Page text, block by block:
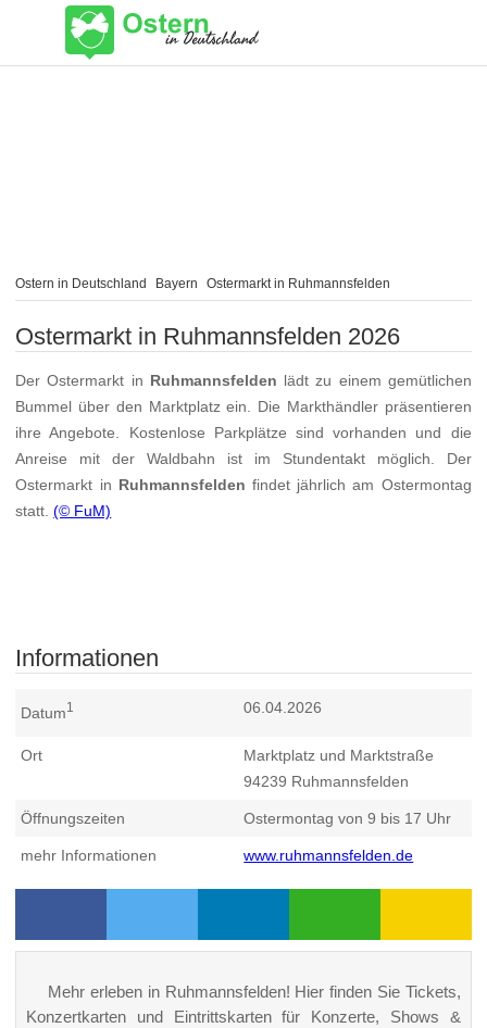
Ostern in Deutschland Bayern Ostermarkt in Ruhmannsfelden
Ostermarkt in Ruhmannsfelden 2026
Der Ostermarkt in Ruhmannsfelden lädt zu einem gemütlichen
Bummel über den Marktplatz ein. Die Markthändler präsentieren
ihre Angebote. Kostenlose Parkplätze sind vorhanden und die
Anreise mit der Waldbahn ist im Stundentakt möglich. Der
Ostermarkt in Ruhmannsfelden findet jährlich am Ostermontag
statt.(© FuM)
Informationen
Datum1 06.04.2026
Ort
Marktplatz und Marktstraße
94239 Ruhmannsfelden
Öffnungszeiten Ostermontag von 9 bis 17 Uhr
mehr Informationen www.ruhmannsfelden.de
Mehr erleben in Ruhmannsfelden! Hier finden Sie Tickets,
Konzertkarten und Eintrittskarten für Konzerte, Shows &